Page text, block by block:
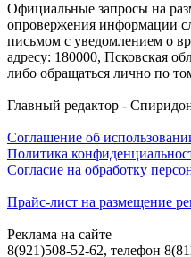
Официальные запросы на
опровержения информации
письмом с уведомлением о
адресу: 180000, Псковская
либо обращаться лично по
Главный редактор -
Соглашение об
Политика
Согласие на обработку
Прайс-лист на размещение
Реклама на сайте
8(921)508-52-62, телефон